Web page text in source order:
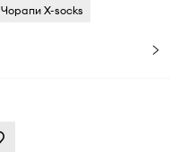
Чорапи X-socks